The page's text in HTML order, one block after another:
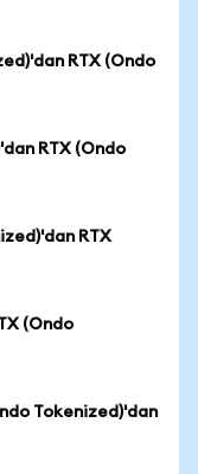
RTX (Ondo
RTX (Ondo
RTX
(Ondo
Tokenized)'dan